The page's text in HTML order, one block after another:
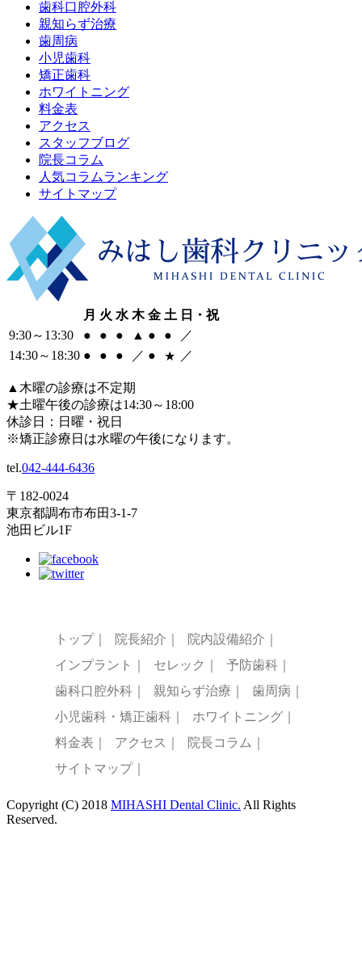
歯科口腔外科
親知らず治療
歯周病
小児歯科
矯正歯科
ホワイトニング
料金表
アクセス
スタッフブログ
院長コラム
人気コラムランキング
サイトマップ
月 火 水 木 金 土 日・祝
9:30～ 13:30 ● ● ● ▲ ● ●
／
14:30～ 18:30 ● ● ● ／ ● ★ ／
▲ 木曜の診療は不定期
★土曜午後の診療は14:30～18:00
休診日：日曜・祝日
※矯正診療日は水曜の午後になります。
tel.042-444-6436
〒182-0024
東京都調布市布田3-1-7
池田ビル1F
トップ｜ 院長紹介｜
院内設備紹介｜
インプラント｜
セレック｜
予防歯科｜
歯科口腔外科｜
親知らず治療｜
歯周病｜
小児歯科・矯正歯科｜
ホワイトニング｜
料金表｜
アクセス｜
院長コラム｜
サイトマップ｜
Copyright (C) 2018 MIHASHI Dental Clinic. All Rights
Reserved.